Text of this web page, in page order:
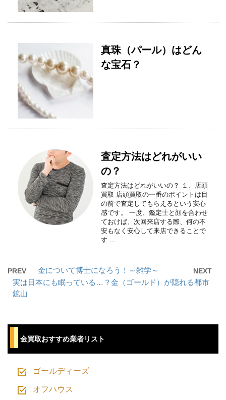
真珠（パール）はどん
な宝石？
査定⽅法はどれがいい
の？
査定方法はどれがいいの？ １、店頭
買取 店頭買取の一番のポイントは目
の前で査定してもらえるという安心
感です。 一度、鑑定士と顔を合わせ
ておけば、次回来店する際、何の不
安もなく安心して来店できることで
す …
PREV 金について博士になろう！～雑学～ NEXT
実は日本にも眠っている…？金（ゴールド）が隠れる都市
鉱山
⾦買取おすすめ業者リスト
ゴールディーズ
オフハウス